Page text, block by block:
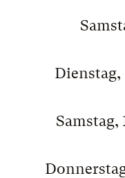
Dienstag,
Samstag,